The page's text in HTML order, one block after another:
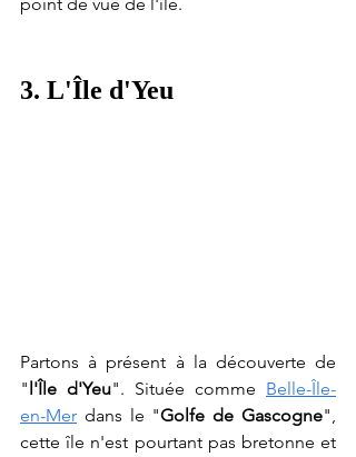
3. L'Île d'Yeu
Partons à présent à la découverte de
"l'Île d'Yeu". Située comme Belle-Île-
en-Mer dans le "Golfe de Gascogne",
cette île n'est pourtant pas bretonne et